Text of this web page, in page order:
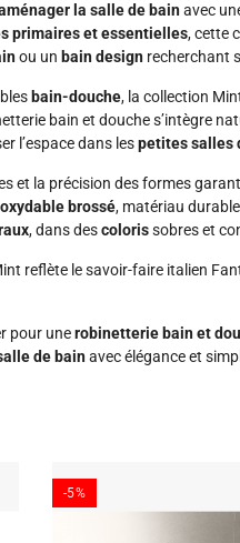
la salle de bainavec
primaires et essentielles, cette
ou un bain design recherchant
bain-douche, la collection
bain et douche s’intègre
l’espace dans lespetites salles
et la précision des formes
brossé, matériau
, dans descolorissobres et
reflète le savoir-faire italien
pour unerobinetterie bain et
de bainavec élégance et
-5%